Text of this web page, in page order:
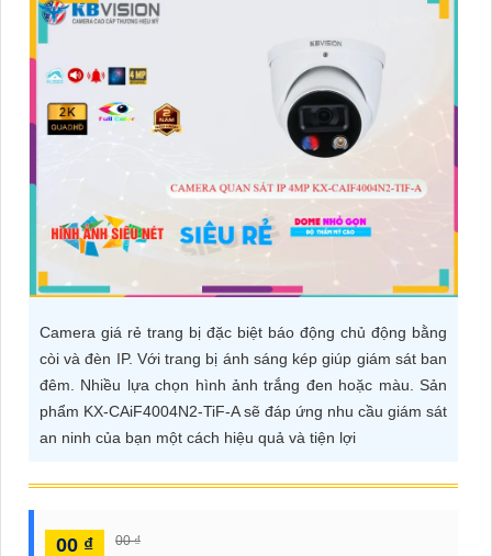
ĐẶT
PHỤ
TƯ
VẤN
DỊCH
VỤ
Camera giá rẻ trang bị đặc biệt báo động chủ động bằng
còi và đèn IP. Với trang bị ánh sáng kép giúp giám sát ban
đêm. Nhiều lựa chọn hình ảnh trắng đen hoặc màu. Sản
phẩm KX-CAiF4004N2-TiF-A sẽ đáp ứng nhu cầu giám sát
an ninh của bạn một cách hiệu quả và tiện lợi
00 ₫ 00 ₫